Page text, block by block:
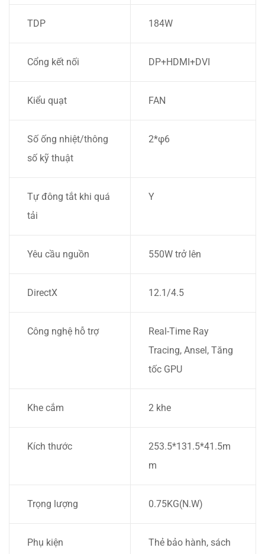
TDP 184W
Cổng kết nối DP+HDMI+DVI
Kiểu quạt FAN
Số ống nhiệt/thông
số kỹ thuật
2*φ6
Tự đông tắt khi quá
tải
Y
Yêu cầu nguồn 550W trở lên
DirectX 12.1/4.5
Công nghệ hỗ trợ
Real-Time Ray
Tracing, Ansel, Tăng
tốc GPU
Khe cắm 2 khe
Kích thước
253.5*131.5*41.5m
m
Trọng lượng 0.75KG(N.W)
Phụ kiện
Thẻ bảo hành, sách